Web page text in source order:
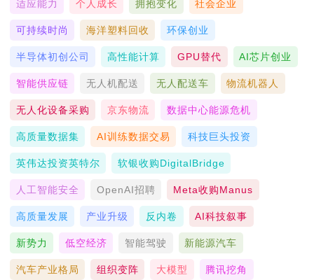
适应能力 个人成长 拥抱变化 社会企业
可持续时尚 海洋塑料回收 环保创业
半导体初创公司 高性能计算 GPU替代 AI芯片创业
智能供应链 无人机配送 无人配送车 物流机器人
无人化设备采购 京东物流 数据中心能源危机
高质量数据集 AI训练数据交易 科技巨头投资
英伟达投资英特尔 软银收购DigitalBridge
人工智能安全 OpenAI招聘 Meta收购Manus
高质量发展 产业升级 反内卷 AI科技叙事
新势力 低空经济 智能驾驶 新能源汽车
汽车产业格局 组织变阵 大模型 腾讯挖角